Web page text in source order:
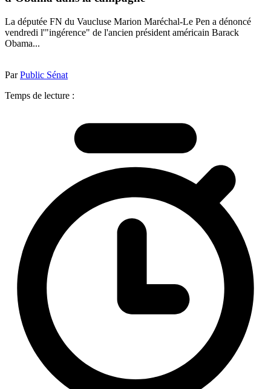
La députée FN du Vaucluse Marion Maréchal-Le Pen a dénoncé
vendredi l'"ingérence" de l'ancien président américain Barack
Obama...
ParPublic Sénat
Temps de lecture :